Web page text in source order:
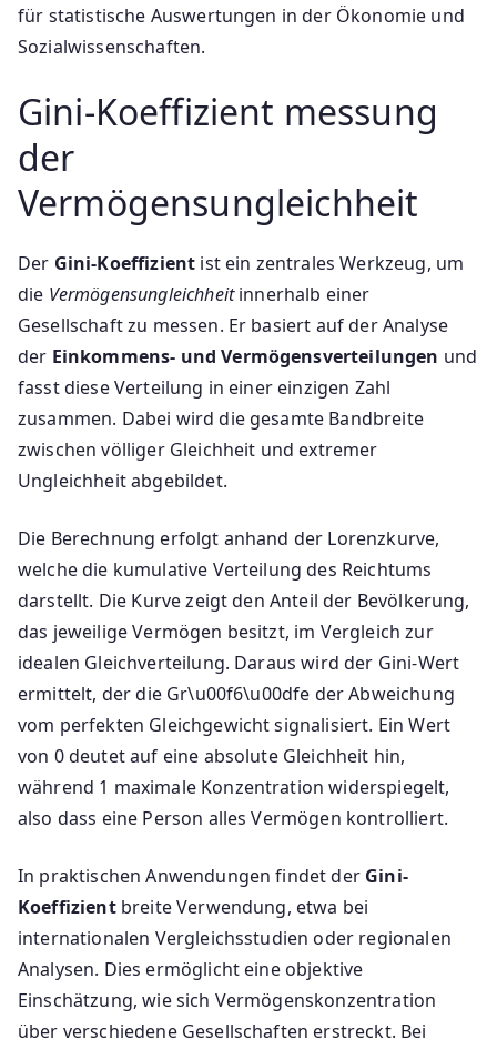
für statistische Auswertungen in der Ökonomie und
Sozialwissenschaften.
Gini-Koeffizient messung
der
Vermögensungleichheit
Der Gini-Koeffizient ist ein zentrales Werkzeug, um
die Vermögensungleichheitinnerhalb einer
Gesellschaft zu messen. Er basiert auf der Analyse
der Einkommens- und Vermögensverteilungen und
fasst diese Verteilung in einer einzigen Zahl
zusammen. Dabei wird die gesamte Bandbreite
zwischen völliger Gleichheit und extremer
Ungleichheit abgebildet.
Die Berechnung erfolgt anhand der Lorenzkurve,
welche die kumulative Verteilung des Reichtums
darstellt. Die Kurve zeigt den Anteil der Bevölkerung,
das jeweilige Vermögen besitzt, im Vergleich zur
idealen Gleichverteilung. Daraus wird der Gini-Wert
ermittelt, der die Gr\u00f6\u00dfe der Abweichung
vom perfekten Gleichgewicht signalisiert. Ein Wert
von 0 deutet auf eine absolute Gleichheit hin,
während 1 maximale Konzentration widerspiegelt,
also dass eine Person alles Vermögen kontrolliert.
In praktischen Anwendungen findet der Gini-
Koeffizientbreite Verwendung, etwa bei
internationalen Vergleichsstudien oder regionalen
Analysen. Dies ermöglicht eine objektive
Einschätzung, wie sich Vermögenskonzentration
über verschiedene Gesellschaften erstreckt. Bei